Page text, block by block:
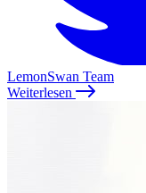
LemonSwan Team
Weiterlesen